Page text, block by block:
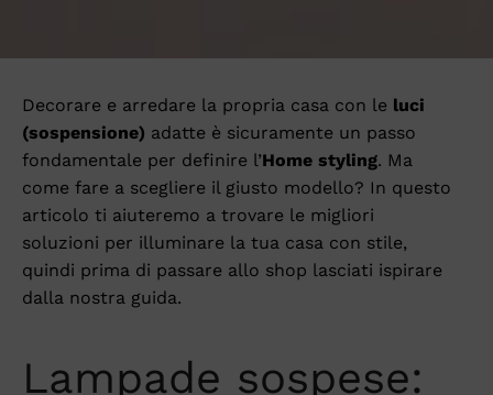
Decorare e arredare la propria casa con le luci
(sospensione) adatte è sicuramente un passo
fondamentale per definire l’Home styling. Ma
come fare a scegliere il giusto modello? In questo
articolo ti aiuteremo a trovare le migliori
soluzioni per illuminare la tua casa con stile,
quindi prima di passare allo shop lasciati ispirare
dalla nostra guida.
Lampade sospese: